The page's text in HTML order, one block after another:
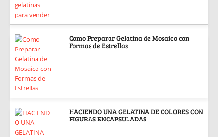
Como Preparar Gelatina de Mosaico con
Formas de Estrellas
HACIENDO UNA GELATINA DE COLORES CON
FIGURAS ENCAPSULADAS